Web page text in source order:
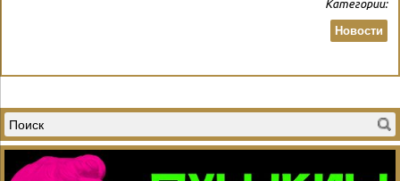
Категории:
Новости